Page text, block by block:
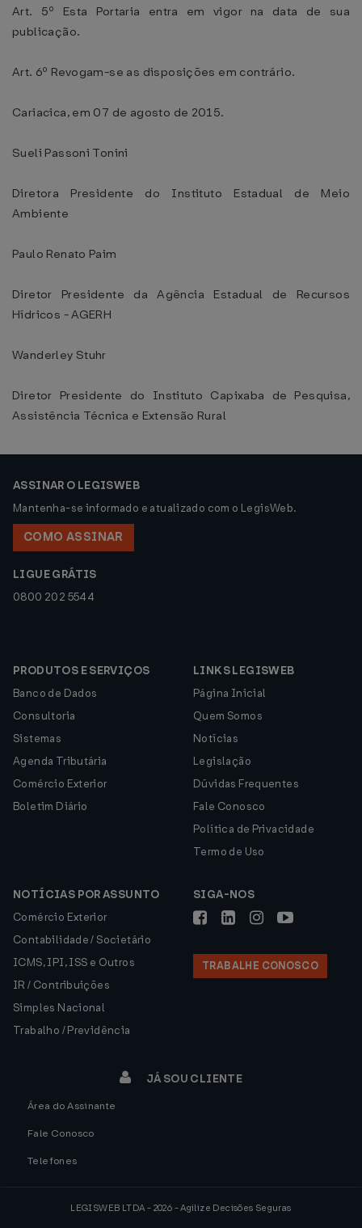
Art. 5º Esta Portaria entra em vigor na data de sua
publicação.
Art. 6º Revogam-se as disposições em contrário.
Cariacica, em 07 de agosto de 2015.
Sueli Passoni Tonini
Diretora Presidente do Instituto Estadual de Meio
Ambiente
Paulo Renato Paim
Diretor Presidente da Agência Estadual de Recursos
Hídricos - AGERH
Wanderley Stuhr
Diretor Presidente do Instituto Capixaba de Pesquisa,
Assistência Técnica e Extensão Rural
ASSINAR O LEGISWEB
Mantenha-se informado e atualizado com o LegisWeb.
COMO ASSINAR
LIGUE GRÁTIS
0800 202 5544
PRODUTOS E SERVIÇOS
Banco de Dados
Consultoria
Sistemas
Agenda Tributária
Comércio Exterior
Boletim Diário
LINKS LEGISWEB
Página Inicial
Quem Somos
Notícias
Legislação
Dúvidas Frequentes
Fale Conosco
Política de Privacidade
Termo de Uso
NOTÍCIAS POR ASSUNTO
Comércio Exterior
Contabilidade / Societário
ICMS, IPI, ISS e Outros
IR / Contribuições
Simples Nacional
Trabalho / Previdência
SIGA-NOS
TRABALHE CONOSCO
JÁ SOU CLIENTE
Área do Assinante
Fale Conosco
Telefones
LEGISWEB LTDA - 2026 - Agilize Decisões Seguras